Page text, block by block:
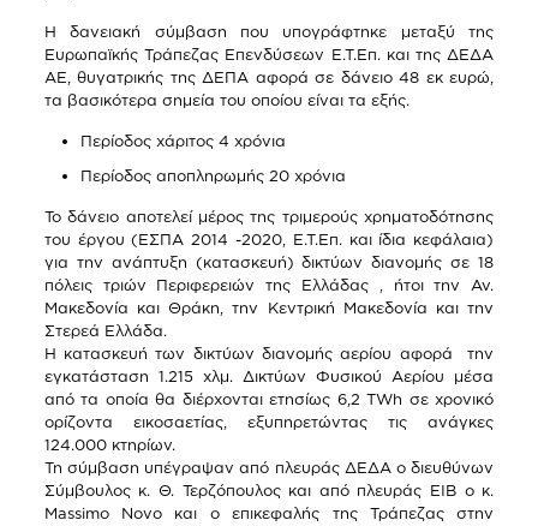
Η δανειακή σύμβαση που υπογράφτηκε μεταξύ της
Ευρωπαϊκής Τράπεζας Επενδύσεων Ε.Τ.Επ. και της ΔΕΔΑ
ΑΕ, θυγατρικής της ΔΕΠΑ αφορά σε δάνειο 48 εκ ευρώ,
τα βασικότερα σημεία του οποίου είναι τα εξής.
Περίοδος χάριτος 4 χρόνια
Περίοδος αποπληρωμής 20 χρόνια
Το δάνειο αποτελεί μέρος της τριμερούς χρηματοδότησης
του έργου (ΕΣΠΑ 2014 -2020, Ε.Τ.Επ. και ίδια κεφάλαια)
για την ανάπτυξη (κατασκευή) δικτύων διανομής σε 18
πόλεις τριών Περιφερειών της Ελλάδας , ήτοι την Αν.
Μακεδονία και Θράκη, την Κεντρική Μακεδονία και την
Στερεά Ελλάδα.
Η κατασκευή των δικτύων διανομής αερίου αφορά την
εγκατάσταση 1.215 χλμ. Δικτύων Φυσικού Αερίου μέσα
από τα οποία θα διέρχονται ετησίως 6,2 TWh σε χρονικό
ορίζοντα εικοσαετίας, εξυπηρετώντας τις ανάγκες
124.000 κτηρίων.
Τη σύμβαση υπέγραψαν από πλευράς ΔΕΔΑ ο διευθύνων
Σύμβουλος κ. Θ. Τερζόπουλος και από πλευράς ΕΙΒ ο κ.
Massimo Nοvo και ο επικεφαλής της Τράπεζας στην